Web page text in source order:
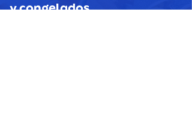
y congelados